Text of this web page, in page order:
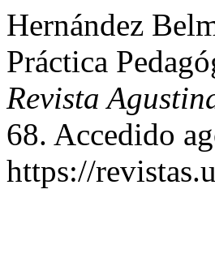
Hernández
Práctica
Revista
68. Accedido
https://